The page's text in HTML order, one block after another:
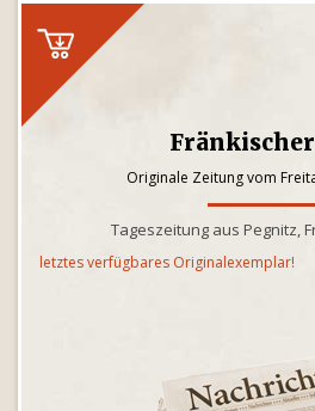
Originale Zeitung vom
Tageszeitung aus Pegnitz,
letztes verfügbares Originalexemplar!